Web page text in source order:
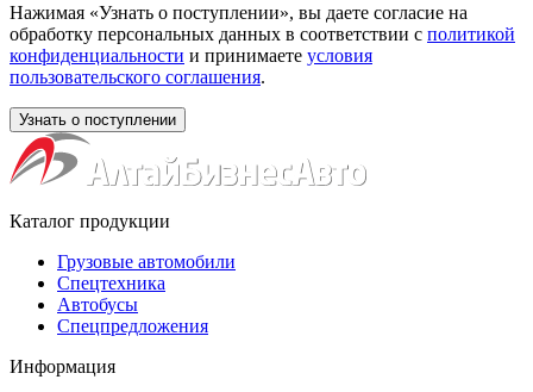
Нажимая «Узнать о поступлении», вы даете согласие на
обработку персональных данных в соответствии с политикой
конфиденциальности и принимаете условия
пользовательского соглашения.
Каталог продукции
Грузовые автомобили
Спецтехника
Автобусы
Спецпредложения
Информация